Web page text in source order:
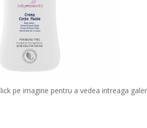
pe imagine pentru a vedea intreaga